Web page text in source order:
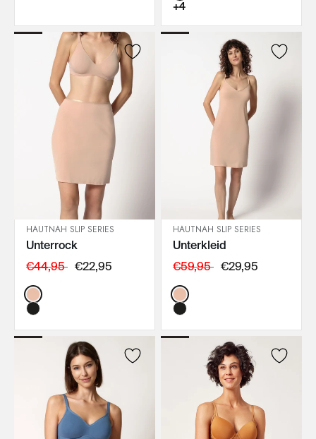
+4
IN DEN WARENKORB
HAUTNAH SLIP SERIES
Unterrock
€44,95 €22,95
Color:
IN DEN WARENKORB
HAUTNAH SLIP SERIES
Unterkleid
€59,95 €29,95
Color: